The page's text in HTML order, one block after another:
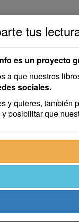
las Narices Largas
las
en su base,
es la más
vez vemos
y luego en la
predispone a la
tus
es un proyecto
a que nuestros
sociales.
y quieres, también
y posibilitar que